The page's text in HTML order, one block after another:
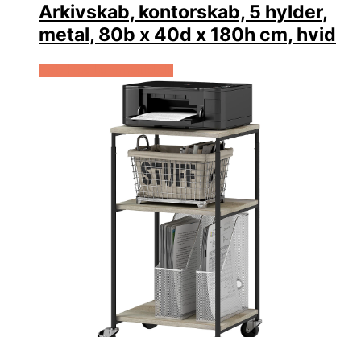
Arkivskab, kontorskab, 5 hylder,
metal, 80b x 40d x 180h cm, hvid